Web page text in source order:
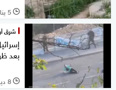
l 5 يناير 2024
شرق
بعد
l 8 ديسمبر 2023